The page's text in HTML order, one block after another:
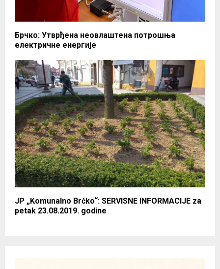
Брчко: Утврђена неовлаштена потрошња
електричне енергије
JP „Komunalno Brčko“: SERVISNE INFORMACIJE za
petak 23.08.2019. godine